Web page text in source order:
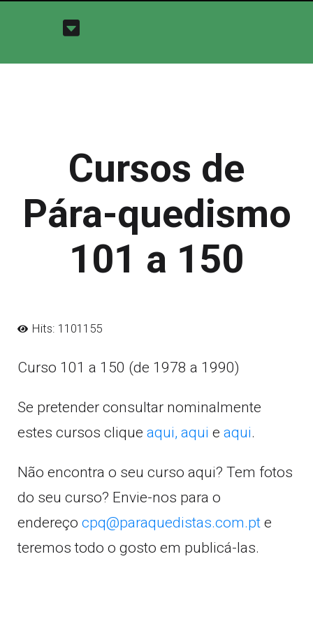
Cursos de
Pára-quedismo
101 a 150
Hits: 1101155
Curso 101 a 150 (de 1978 a 1990)
Se pretender consultar nominalmente
estes cursos clique aqui, aqui e aqui.
Não encontra o seu curso aqui? Tem fotos
do seu curso? Envie-nos para o
endereço cpq@paraquedistas.com.pt e
teremos todo o gosto em publicá-las.